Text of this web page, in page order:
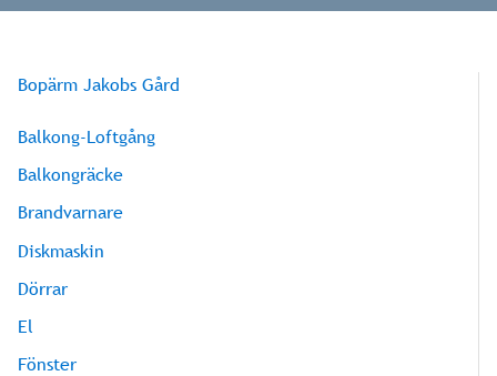
Bopärm Jakobs Gård
Balkong-Loftgång
Balkongräcke
Brandvarnare
Diskmaskin
Dörrar
El
Fönster